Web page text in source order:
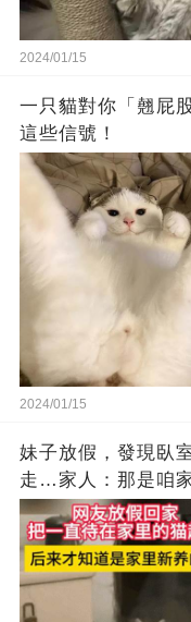
2024/01/15
一只貓對你「翹屁
這些信號！
2024/01/15
妹子放假，發現臥
走…家人：那是咱